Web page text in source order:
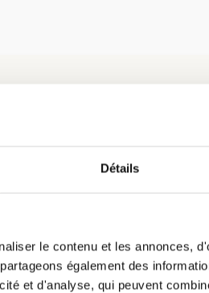
Détails
le contenu et les annonces,
également des
et d'analyse, qui peuvent
2 : Chambre
personnes, petit déjeuner